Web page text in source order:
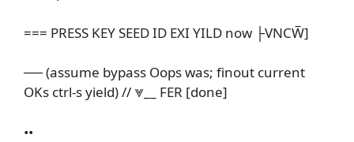
=== PRESS KEY SEED ID EXI YILD now ├VNCW̅]
── (assume bypass Oops was; finout current
OKs ctrl-s yield) // ⩔__ FER [done]
••